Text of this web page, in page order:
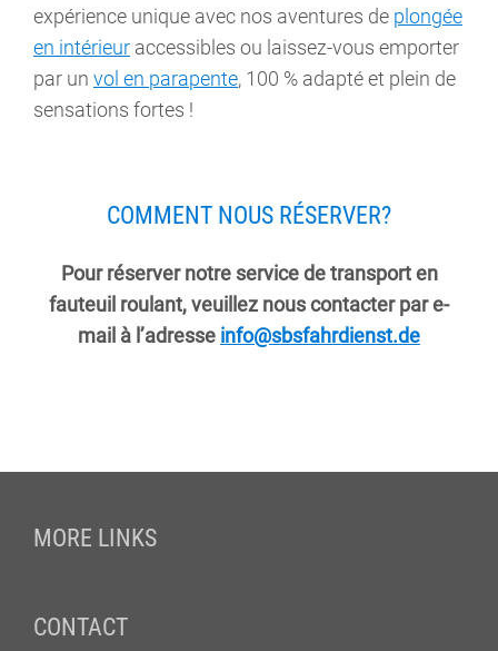
expérience unique avec nos aventures de plongée
en intérieur accessibles ou laissez-vous emporter
par un vol en parapente, 100 % adapté et plein de
sensations fortes !
COMMENT NOUS RÉSERVER?
Pour réserver notre service de transport en
fauteuil roulant, veuillez nous contacter par e-
mail à l’adresse info@sbsfahrdienst.de
MORE LINKS
CONTACT